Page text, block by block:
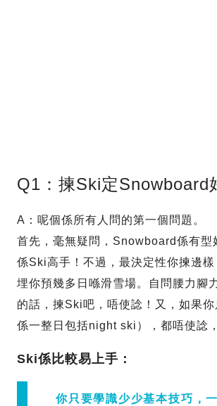
Q1：揀Ski定Snowboard
A：呢個係所有人問的第一個問題。
首先，毫無疑問，Snowboard係有型
係Ski高手！不過，最決定性你揀邊樣
埋你預幾多日喺滑雪場。自問腰力腳
的話，揀Ski吧，唔使諗！又，如果
係一整日包括night ski），都唔使諗
Ski係比較易上手：
你只要學識少少基本技巧，